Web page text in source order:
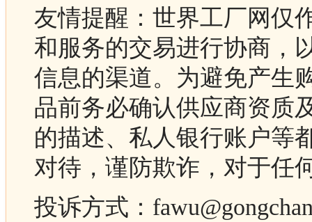
友情提醒：世界工厂网仅
和服务的交易进行协商，
信息的渠道。为避免产生
品前务必确认供应商资质
的描述、私人银行账户等
对待，谨防欺诈，对于任
投诉方式：